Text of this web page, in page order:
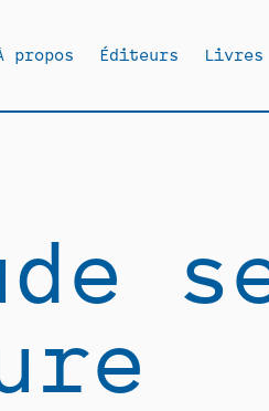
propos Éditeurs Livres